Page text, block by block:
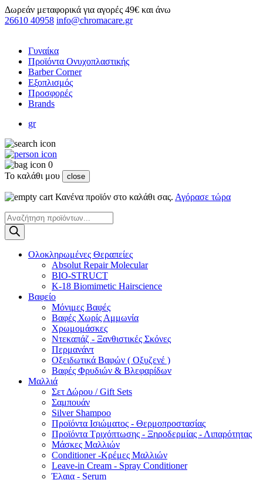
Δωρεάν μεταφορικά για αγορές 49€ και άνω
26610 40958 info@chromacare.gr
Γυναίκα
Προϊόντα Ονυχοπλαστικής
Barber Corner
Εξοπλισμός
Προσφορές
Brands
gr
0
Το καλάθι μου
close
Κανένα προϊόν στο καλάθι σας. Αγόρασε τώρα
Products
search
Ολοκληρωμένες Θεραπείες
Absolut Repair Molecular
BIO-STRUCT
K-18 Biomimetic Hairscience
Βαφείο
Μόνιμες Βαφές
Βαφές Χωρίς Αμμωνία
Χρωμομάσκες
Ντεκαπάζ - Ξανθιστικές Σκόνες
Περμανάντ
Οξειδωτικά Βαφών ( Οξυζενέ )
Βαφές Φρυδιών & Βλεφαρίδων
Μαλλιά
Σετ Δώρου / Gift Sets
Σαμπουάν
Silver Shampoo
Προϊόντα Ισιώματος - Θερμοπροστασίας
Προϊόντα Τριχόπτωσης - Ξηροδερμίας - Λιπαρότητας
Μάσκες Μαλλιών
Conditioner -Κρέμες Μαλλιών
Leave-in Cream - Spray Conditioner
Έλαια - Serum